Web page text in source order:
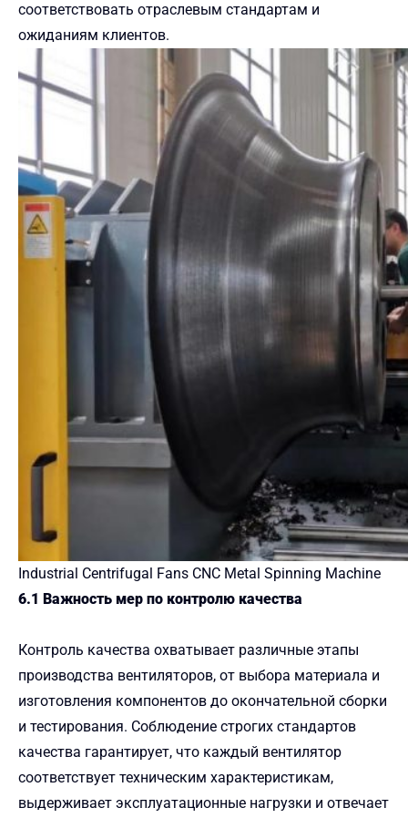
соответствовать отраслевым стандартам и
ожиданиям клиентов.
Industrial Centrifugal Fans CNC Metal Spinning Machine
6.1 Важность мер по контролю качества
Контроль качества охватывает различные этапы
производства вентиляторов, от выбора материала и
изготовления компонентов до окончательной сборки
и тестирования. Соблюдение строгих стандартов
качества гарантирует, что каждый вентилятор
соответствует техническим характеристикам,
выдерживает эксплуатационные нагрузки и отвечает